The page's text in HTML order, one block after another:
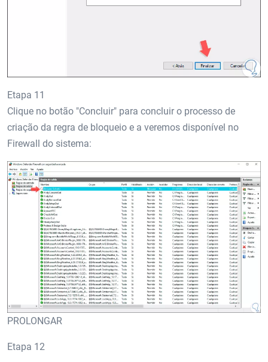
Etapa 11
Clique no botão "Concluir" para concluir o processo de
criação da regra de bloqueio e a veremos disponível no
Firewall do sistema:
PROLONGAR
Etapa 12